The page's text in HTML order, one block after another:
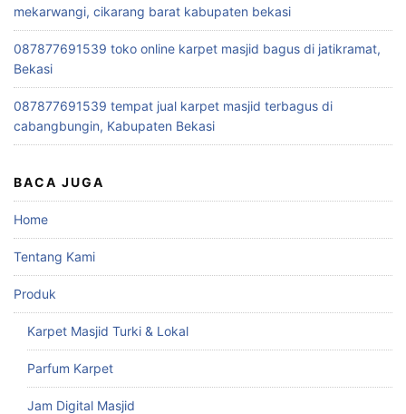
mekarwangi, cikarang barat kabupaten bekasi
087877691539 toko online karpet masjid bagus di jatikramat,
Bekasi
087877691539 tempat jual karpet masjid terbagus di
cabangbungin, Kabupaten Bekasi
BACA JUGA
Home
Tentang Kami
Produk
Karpet Masjid Turki & Lokal
Parfum Karpet
Jam Digital Masjid